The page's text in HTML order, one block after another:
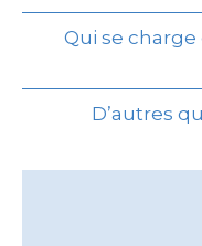
Qui se
D’autres